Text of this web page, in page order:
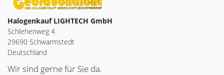
Halogenkauf LIGHTECH GmbH
Schlehenweg 4
29690 Schwarmstedt
Deutschland
Wir sind gerne für Sie da.